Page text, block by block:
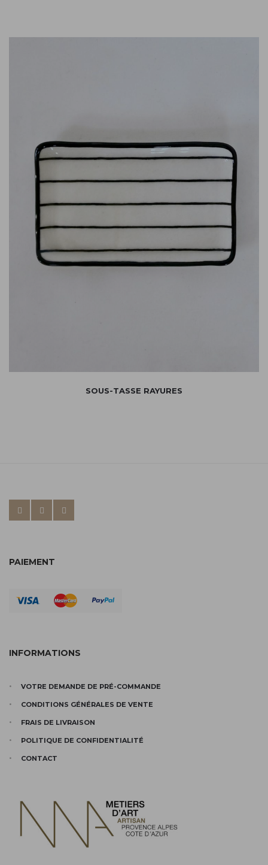
SOUS-TASSE RAYURES
PAIEMENT
INFORMATIONS
VOTRE DEMANDE DE PRÉ-COMMANDE
CONDITIONS GÉNÉRALES DE VENTE
FRAIS DE LIVRAISON
POLITIQUE DE CONFIDENTIALITÉ
CONTACT